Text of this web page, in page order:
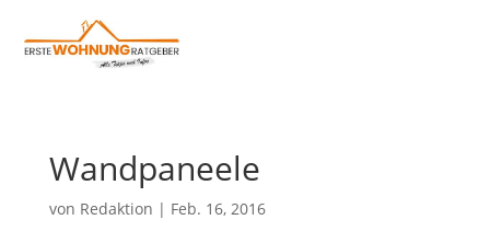
Wandpaneele
von Redaktion | Feb. 16, 2016